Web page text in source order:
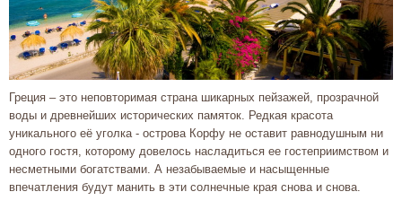
Греция – это неповторимая страна шикарных пейзажей, прозрачной
воды и древнейших исторических памяток. Редкая красота
уникального её уголка - острова Корфу не оставит равнодушным ни
одного гостя, которому довелось насладиться ее гостеприимством и
несметными богатствами. А незабываемые и насыщенные
впечатления будут манить в эти солнечные края снова и снова.